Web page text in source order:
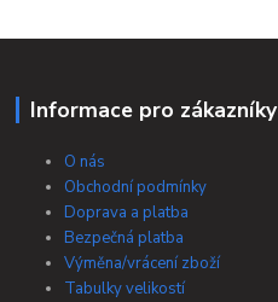
Informace pro zákazníky
O nás
Obchodní podmínky
Doprava a platba
Bezpečná platba
Výměna/vrácení zboží
Tabulky velikostí